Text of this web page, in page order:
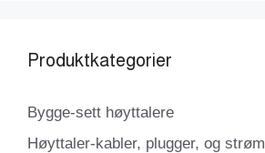
Produktkategorier
Bygge-sett høyttalere
Høyttaler-kabler, plugger, og strøm